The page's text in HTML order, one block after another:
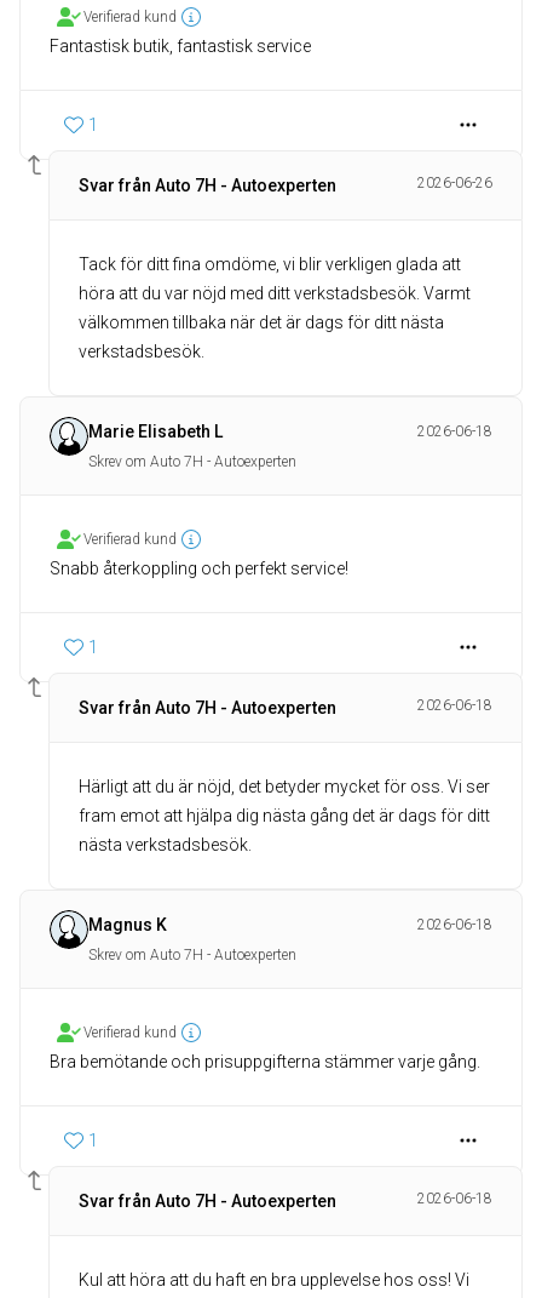
Verifierad kund
Fantastisk butik, fantastisk service
1
Svar från Auto 7H - Autoexperten 2026-06-26
Tack för ditt fina omdöme, vi blir verkligen glada att
höra att du var nöjd med ditt verkstadsbesök. Varmt
välkommen tillbaka när det är dags för ditt nästa
verkstadsbesök.
Marie Elisabeth L
2026-06-18
Skrev om Auto 7H - Autoexperten
Verifierad kund
1
Svar från Auto 7H - Autoexperten 2026-06-18
Härligt att du är nöjd, det betyder mycket för oss. Vi ser
fram emot att hjälpa dig nästa gång det är dags för ditt
nästa verkstadsbesök.
Magnus K
2026-06-18
Skrev om Auto 7H - Autoexperten
Verifierad kund
Bra bemötande och prisuppgifterna stämmer varje gång.
1
Svar från Auto 7H - Autoexperten 2026-06-18
Kul att höra att du haft en bra upplevelse hos oss! Vi